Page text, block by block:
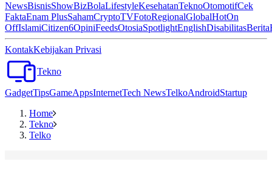
NewsBisnisShowBizBolaLifestyleKesehatanTeknoOtomotifCek
FaktaEnam PlusSahamCryptoTVFotoRegionalGlobalHotOn
OffIslamiCitizen6OpiniFeedsOtosiaSpotlightEnglishDisabilitasBerita
KontakKebijakan Privasi
Tekno
GadgetTipsGameAppsInternetTech NewsTelkoAndroidStartup
Home
Tekno
Telko